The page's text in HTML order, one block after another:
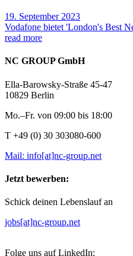
19. September 2023
Vodafone bietet 'London's Best
read more
NC GROUP GmbH
Ella-Barowsky-Straße 45-47
10829 Berlin
Mo.–Fr. von 09:00 bis 18:00
T +49 (0) 30 303080-600
Mail: info[at]nc-group.net
Jetzt bewerben:
Schick deinen Lebenslauf an
jobs[at]nc-group.net
Folge uns auf LinkedIn: